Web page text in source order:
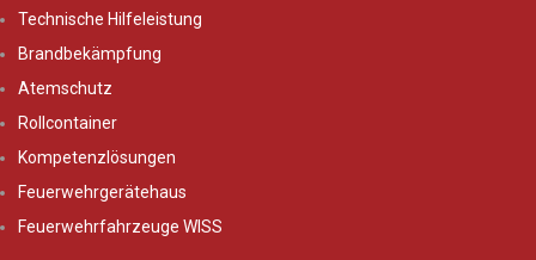
Technische Hilfeleistung
Brandbekämpfung
Atemschutz
Rollcontainer
Kompetenzlösungen
Feuerwehrgerätehaus
Feuerwehrfahrzeuge WISS